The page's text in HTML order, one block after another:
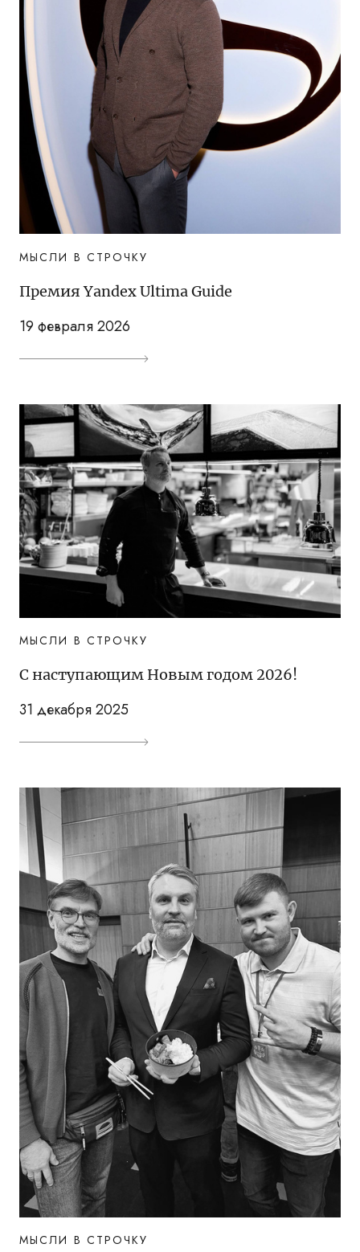
МЫСЛИ В СТРОЧКУ
Премия Yandex Ultima Guide
19 февраля 2026
МЫСЛИ В СТРОЧКУ
С наступающим Новым годом 2026!
31 декабря 2025
МЫСЛИ В СТРОЧКУ